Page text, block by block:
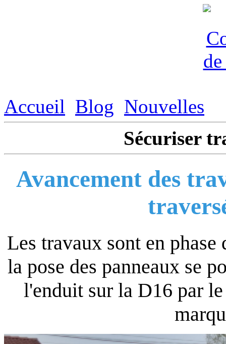
Accueil Blog Nouvelles
Sécuriser
Avancement des
Les travaux sont en
la pose des panneaux se
l'enduit sur la D16 par